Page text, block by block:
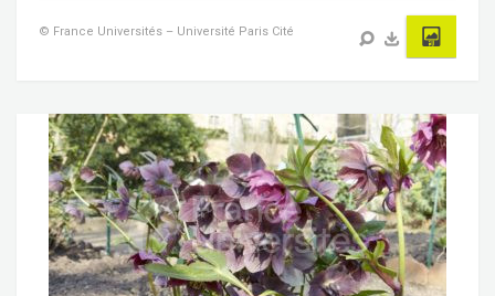
© France Universités – Université Paris Cité